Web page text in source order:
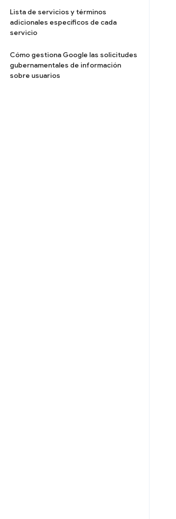
Lista de servicios y términos
adicionales específicos de cada
servicio
Cómo gestiona Google las solicitudes
gubernamentales de información
sobre usuarios